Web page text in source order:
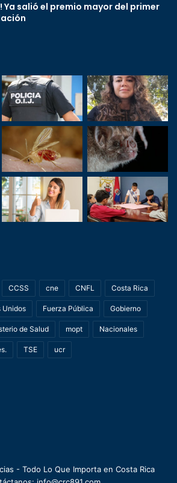
Ya salió el premio mayor del primer
CCSS cne CNFL Costa Rica
Unidos Fuerza Pública Gobierno
de Salud mopt Nacionales
TSE ucr
- Todo Lo Que Importa en Costa Rica